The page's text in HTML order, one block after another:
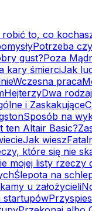
robić to, co
Potrzeba
gust?Poza
kary śmierciJak
Wczesna praca
HejterzyDwa
i Zaskakujące
Sposób na
ten Altair Basic?
Jak wiesz
które się nie
mojej listy rzeczy
Ślepota na
u założycieli
startupów